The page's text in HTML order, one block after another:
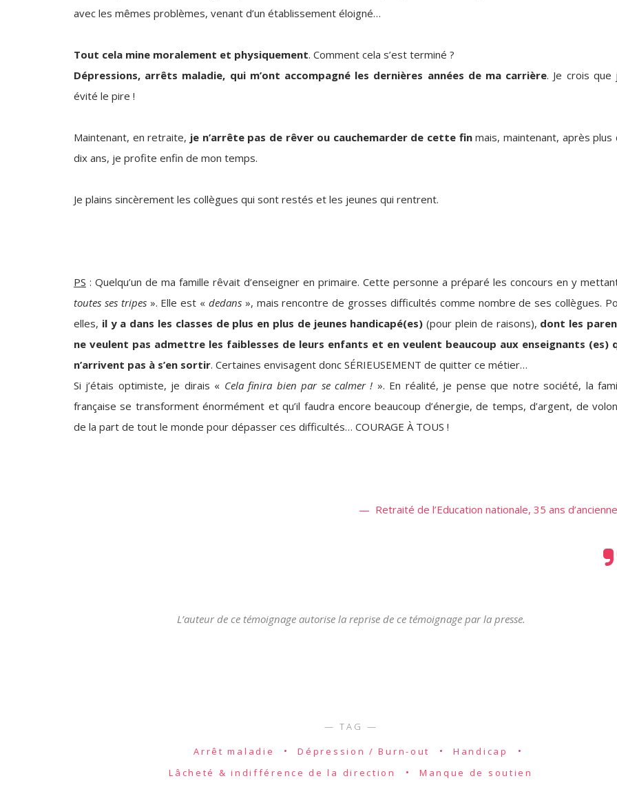
avec les mêmes problèmes, venant d’un établissement éloigné…
Tout cela mine moralement et physiquement. Comment cela s’est terminé ?
Dépressions, arrêts maladie, qui m’ont accompagné les dernières années de ma carrière. Je crois que
évité le pire !
Maintenant, en retraite, je n’arrête pas de rêver ou cauchemarder de cette finmais, maintenant, après plus
dix ans, je profite enfin de mon temps.
Je plains sincèrement les collègues qui sont restés et les jeunes qui rentrent.
PS : Quelqu’un de ma famille rêvait d’enseigner en primaire. Cette personne a préparé les concours en y
toutes ses tripes». Elle est « dedans», mais rencontre de grosses difficultés comme nombre de ses collègues.
elles, il y a dans les classes de plus en plus de jeunes handicapé(es) (pour plein de raisons), dont les
ne veulent pas admettre les faiblesses de leurs enfants et en veulent beaucoup aux enseignants (es)
n’arrivent pas à s’en sortir. Certaines envisagent donc SÉRIEUSEMENT de quitter ce métier…
Si j’étais optimiste, je dirais « Cela finira bien par se calmer ! ». En réalité, je pense que notre société, la
française se transforment énormément et qu’il faudra encore beaucoup d’énergie, de temps, d’argent, de
de la part de tout le monde pour dépasser ces difficultés… COURAGE À TOUS !
— Retraité de l’Education nationale, 35 ans
L’auteur de ce témoignage autorise la reprise de ce témoignage par la presse.
Arrêt maladie Dépression / Burn-out
Handicap
Lâcheté & indifférence de la direction
Manque de soutien